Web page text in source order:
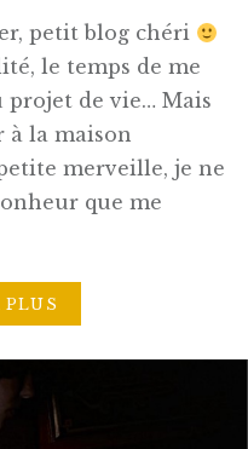
petit blog chéri
le temps de me
projet de vie… Mais
à la maison
merveille, je ne
que me
PLUS